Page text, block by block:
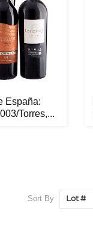
España:
Torres,...
Sort By